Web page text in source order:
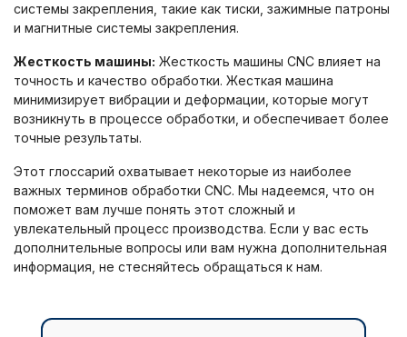
системы закрепления, такие как тиски, зажимные патроны
и магнитные системы закрепления.
Жесткость машины: Жесткость машины CNC влияет на
точность и качество обработки. Жесткая машина
минимизирует вибрации и деформации, которые могут
возникнуть в процессе обработки, и обеспечивает более
точные результаты.
Этот глоссарий охватывает некоторые из наиболее
важных терминов обработки CNC. Мы надеемся, что он
поможет вам лучше понять этот сложный и
увлекательный процесс производства. Если у вас есть
дополнительные вопросы или вам нужна дополнительная
информация, не стесняйтесь обращаться к нам.